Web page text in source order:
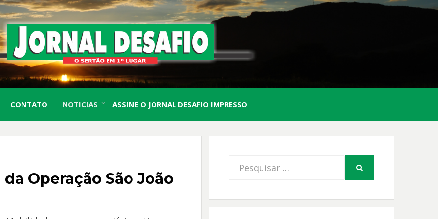
JORNAL
DESAFIO
O Sertão em 1º Lugar
CONTATO NOTICIAS ASSINE O JORNAL DESAFIO IMPRESSO
Operação São João
Procurar